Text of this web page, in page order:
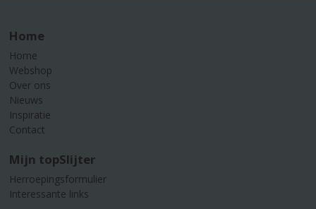
Home
Home
Webshop
Over ons
Nieuws
Inspiratie
Contact
Mijn topSlijter
Herroepingsformulier
Interessante links